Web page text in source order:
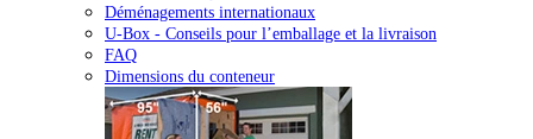
Déménagements internationaux
U-Box - Conseils pour l’emballage et la livraison
FAQ
Dimensions du conteneur